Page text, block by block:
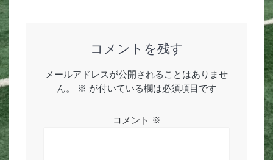
ビ
ゲ
ー
シ
ョ
ン
コメントを残す
メールアドレスが公開されることはありませ
ん。
※ が付いている欄は必須項目です
コメント ※